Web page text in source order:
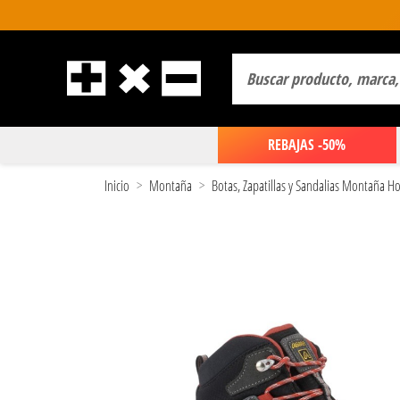
REBAJAS -50%
Inicio Montaña Botas, Zapatillas y Sandalias Montaña